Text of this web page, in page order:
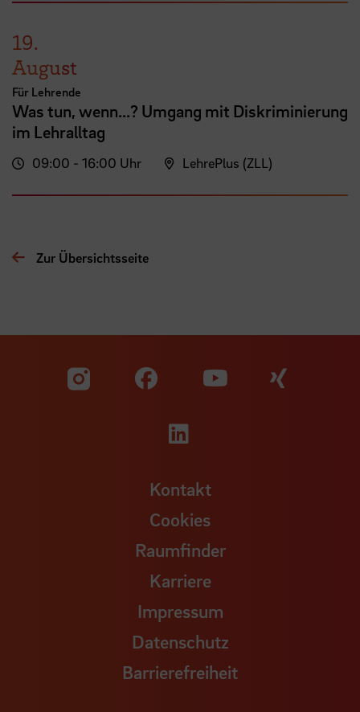
19.
August
Für Lehrende
Was tun, wenn...? Umgang mit Diskriminierung
im Lehralltag
09:00 - 16:00 Uhr LehrePlus (ZLL)
Zur Übersichtsseite
Zu unserer Facebook
Zu
Zu unserer
Kontakt
Cookies
Raumfinder
Karriere
Impressum
Datenschutz
Barrierefreiheit